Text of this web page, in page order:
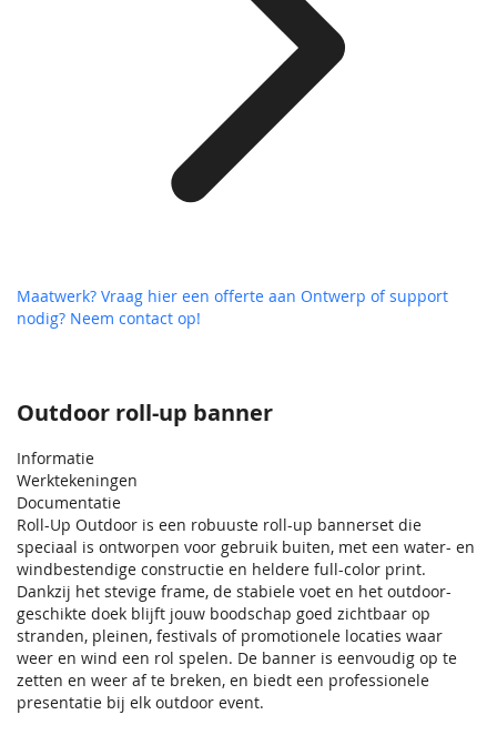
Outdoor roll-up banner
Informatie
Werktekeningen
Documentatie
Roll-Up Outdoor is een robuuste roll-up bannerset die
speciaal is ontworpen voor gebruik buiten, met een water- en
windbestendige constructie en heldere full-color print.
Dankzij het stevige frame, de stabiele voet en het outdoor-
geschikte doek blijft jouw boodschap goed zichtbaar op
stranden, pleinen, festivals of promotionele locaties waar
weer en wind een rol spelen. De banner is eenvoudig op te
zetten en weer af te breken, en biedt een professionele
presentatie bij elk outdoor event.
Maatwerk? Vraag hier een offerte aan Ontwerp of support
nodig? Neem contact op!